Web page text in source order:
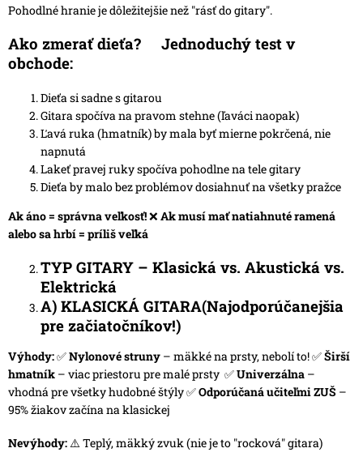
Pohodlné hranie je dôležitejšie než "rásť do gitary".
Ako zmerať dieťa?
Jednoduchý test v
obchode:
Dieťa si sadne s gitarou
Gitara spočíva na pravom stehne (ľaváci naopak)
Ľavá ruka (hmatník) by mala byť mierne pokrčená, nie
napnutá
Lakeť pravej ruky spočíva pohodlne na tele gitary
Dieťa by malo bez problémov dosiahnuť na všetky pražce
Ak áno = správna veľkosť!❌ Ak musí mať natiahnuté ramená
alebo sa hrbí = príliš veľká
TYP GITARY – Klasická vs. Akustická vs.
Elektrická
A) KLASICKÁ GITARA(Najodporúčanejšia
pre začiatočníkov!)
Výhody:✅Nylonové struny – mäkké na prsty, nebolí to! ✅Širší
hmatník – viac priestoru pre malé prsty ✅Univerzálna –
vhodná pre všetky hudobné štýly ✅Odporúčaná učiteľmi ZUŠ –
95% žiakov začína na klasickej
Nevýhody: ⚠️ Teplý, mäkký zvuk (nie je to "rocková" gitara)